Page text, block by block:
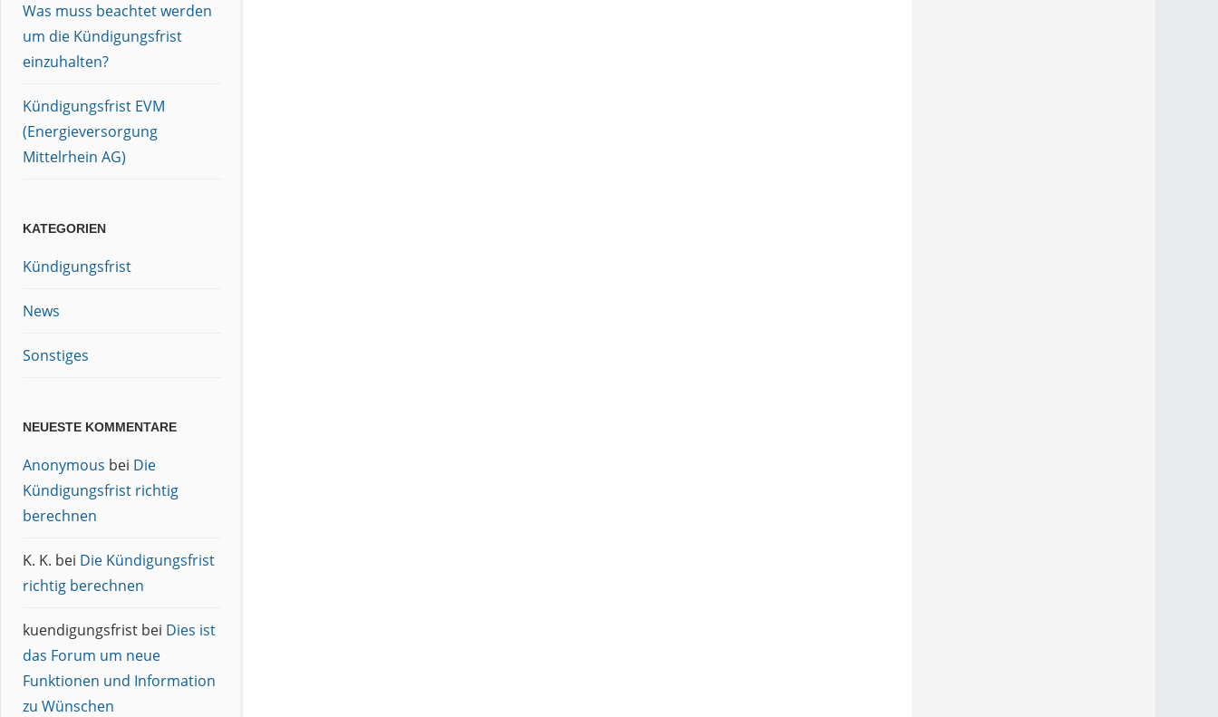
Was muss beachtet werden
um die Kündigungsfrist
einzuhalten?
Kündigungsfrist EVM
(Energieversorgung
Mittelrhein AG)
KATEGORIEN
Kündigungsfrist
News
Sonstiges
NEUESTE KOMMENTARE
Anonymous bei Die
Kündigungsfrist richtig
berechnen
K. K. bei Die Kündigungsfrist
richtig berechnen
kuendigungsfrist bei Dies ist
das Forum um neue
Funktionen und Information
zu Wünschen